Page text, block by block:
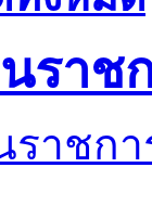
ราช